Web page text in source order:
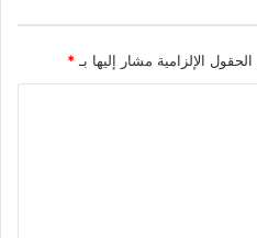
الحقول الإلزامية مشار إليها بـ *